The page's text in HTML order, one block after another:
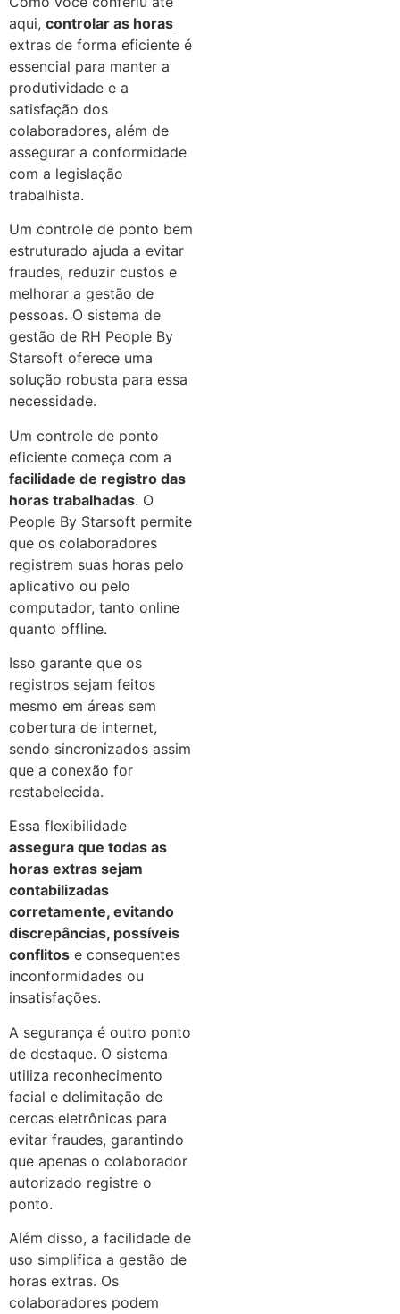
aqui, controlar as horas
extras de forma eficiente é
essencial para manter a
produtividade e a
satisfação dos
colaboradores, além de
assegurar a conformidade
com a legislação
trabalhista.
Um controle de ponto bem
estruturado ajuda a evitar
fraudes, reduzir custos e
melhorar a gestão de
pessoas. O sistema de
gestão de RH People By
Starsoft oferece uma
solução robusta para essa
necessidade.
Um controle de ponto
eficiente começa com a
facilidade de registro das
horas trabalhadas. O
People By Starsoft permite
que os colaboradores
registrem suas horas pelo
aplicativo ou pelo
computador, tanto online
quanto offline.
Isso garante que os
registros sejam feitos
mesmo em áreas sem
cobertura de internet,
sendo sincronizados assim
que a conexão for
restabelecida.
Essa flexibilidade
assegura que todas as
horas extras sejam
contabilizadas
corretamente, evitando
discrepâncias, possíveis
conflitos e consequentes
inconformidades ou
insatisfações.
A segurança é outro ponto
de destaque. O sistema
utiliza reconhecimento
facial e delimitação de
cercas eletrônicas para
evitar fraudes, garantindo
que apenas o colaborador
autorizado registre o
ponto.
Além disso, a facilidade de
uso simplifica a gestão de
horas extras. Os
colaboradores podem